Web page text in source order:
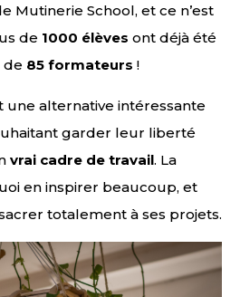
Mutinerie School, et ce n’est
de 1000 élèves ont déjà été
de 85 formateurs !
une alternative intéressante
garder leur liberté
vrai cadre de travail. La
en inspirer beaucoup, et
totalement à ses projets.